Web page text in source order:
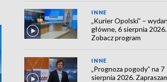
INNE
„Kurier Opolski” –
główne, 6 sierpnia 2026.
Zobacz program
INNE
„Prognoza pogody” na 7
sierpnia 2026.